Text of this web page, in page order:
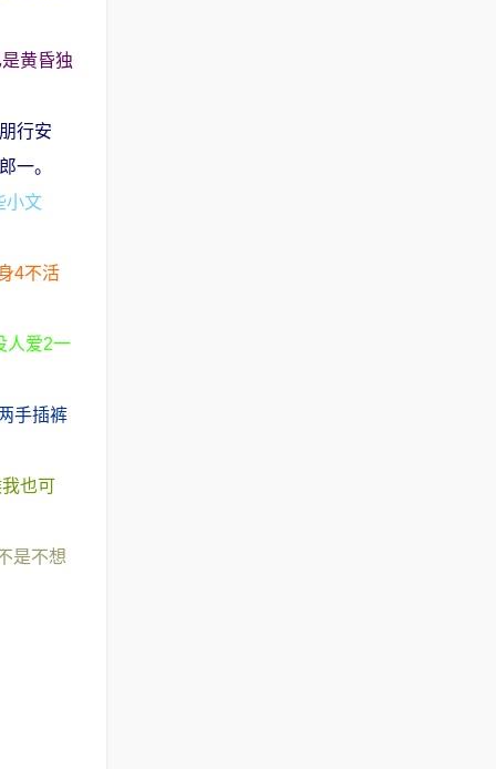
黄昏独
行安
一。
小文
4不活
人爱2一
手插裤
也可
是不想